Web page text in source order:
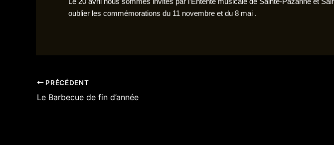
oublier les commémorations du 11 novembre et du 8 mai .
PRÉCÉDENT
Le Barbecue de fin d’année